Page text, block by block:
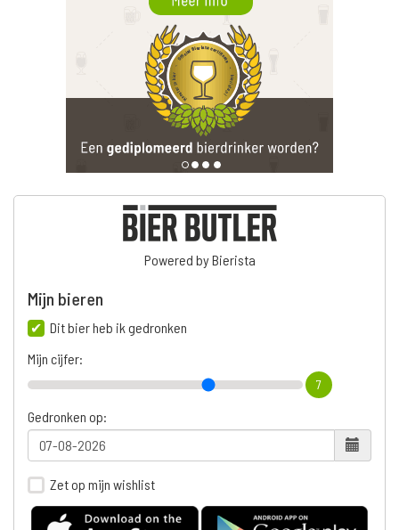
Powered by Bierista
Mijn bieren
Dit bier heb ik gedronken
Mijn cijfer:
7
Gedronken op:
Zet op mijn wishlist